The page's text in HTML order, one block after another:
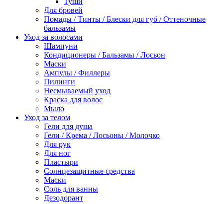
Для бровей
Помады / Тинты / Блески для губ / Оттеночные
бальзамы
Уход за волосами
Шампуни
Кондиционеры / Бальзамы / Лосьон
Маски
Ампулы / Филлеры
Пилинги
Несмываемый уход
Краска для волос
Мыло
Уход за телом
Гели для душа
Гели / Крема / Лосьоны / Молочко
Для рук
Для ног
Пластыри
Солнцезащитные средства
Маски
Соль для ванны
Дезодорант